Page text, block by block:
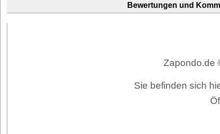
Bewertungen und
Zapondo.de
Sie befinden sich